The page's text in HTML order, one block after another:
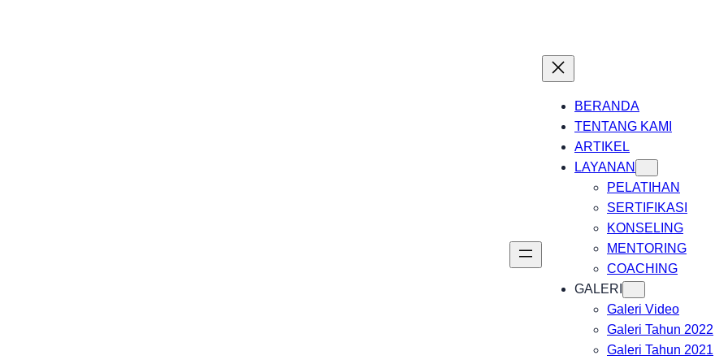
BERANDA
TENTANG KAMI
ARTIKEL
LAYANAN
PELATIHAN
SERTIFIKASI
KONSELING
MENTORING
COACHING
GALERI
Galeri Video
Galeri Tahun 2022
Galeri Tahun 2021